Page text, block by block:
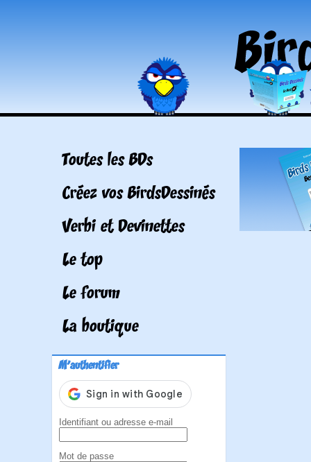
Toutes les BDs
Créez vos BirdsDessinés
Verbi et Devinettes
Le top
Le forum
La boutique
M'authentifier
Identifiant ou adresse e-mail
Mot de passe